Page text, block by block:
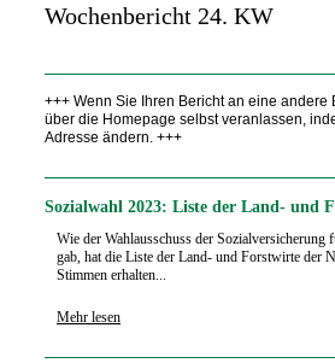
Wochenbericht 24. KW
+++ Wenn Sie Ihren Bericht an eine
über die Homepage selbst veranlassen,
Adresse ändern. +++
Sozialwahl 2023: Liste der Land- und
Wie der Wahlausschuss der
gab, hat die Liste der Land- und Forstwirte der
Stimmen erhalten...
Mehr lesen